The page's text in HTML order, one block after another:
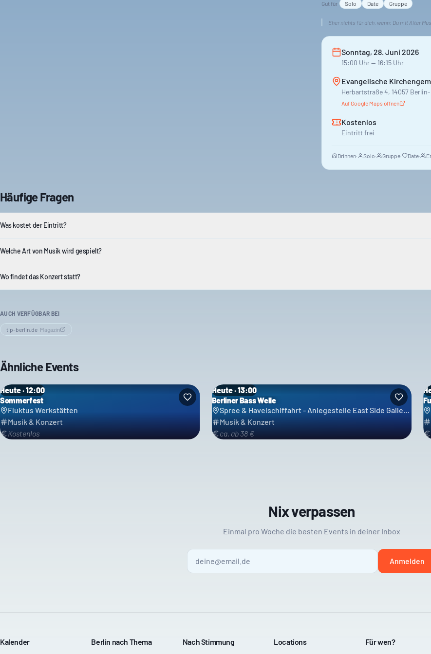
Gut für Solo Date Gruppe
Eher nichts für dich, wenn: Du mit Alter
Sonntag, 28. Juni 2026
15:00 Uhr— 16:15 Uhr
Evangelische
Herbartstraße 4, 14057
Auf Google Maps öffnen
Kostenlos
Eintritt frei
Drinnen· Solo· Gruppe· Date·
Häufige Fragen
Was kostet der Eintritt?
Welche Art von Musik wird gespielt?
Wo findet das Konzert statt?
AUCH VERFÜGBAR BEI
tip-berlin.de· Magazin
Ähnliche Events
Heute · 12:00
Sommerfest
Fluktus Werkstätten
Musik & Konzert
Kostenlos
Heute · 13:00
Berliner Bass Welle
Spree & Havelschiffahrt - Anlegestelle East Side Gallery / Ostbahnhof - Reederei Grimm & Lindecke GbR
Musik & Konzert
ca. ab 38 €
Nix verpassen
Einmal pro Woche die besten Events in deiner Inbox
Anmelden
Kalender Berlin nach Thema Nach Stimmung Locations Für wen?